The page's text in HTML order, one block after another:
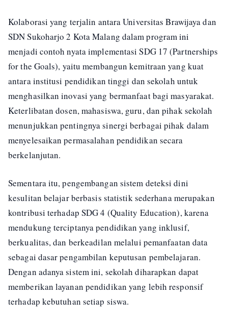
Kolaborasi yang terjalin antara Universitas Brawijaya dan
SDN Sukoharjo 2 Kota Malang dalam program ini
menjadi contoh nyata implementasi SDG 17 (Partnerships
for the Goals), yaitu membangun kemitraan yang kuat
antara institusi pendidikan tinggi dan sekolah untuk
menghasilkan inovasi yang bermanfaat bagi masyarakat.
Keterlibatan dosen, mahasiswa, guru, dan pihak sekolah
menunjukkan pentingnya sinergi berbagai pihak dalam
menyelesaikan permasalahan pendidikan secara
berkelanjutan.
Sementara itu, pengembangan sistem deteksi dini
kesulitan belajar berbasis statistik sederhana merupakan
kontribusi terhadap SDG 4 (Quality Education), karena
mendukung terciptanya pendidikan yang inklusif,
berkualitas, dan berkeadilan melalui pemanfaatan data
sebagai dasar pengambilan keputusan pembelajaran.
Dengan adanya sistem ini, sekolah diharapkan dapat
memberikan layanan pendidikan yang lebih responsif
terhadap kebutuhan setiap siswa.